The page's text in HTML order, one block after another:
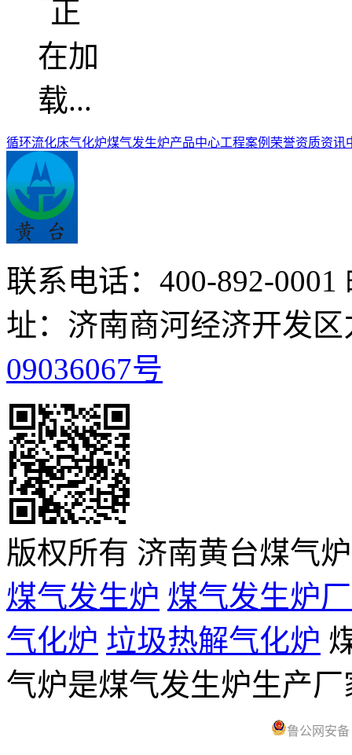
循环流化床气化炉煤气发生炉产品中心工程案例 荣誉资质资讯
联系电话：400-892-0001
址：济南商河经济开发
09036067号
版权所有 济南黄台煤气
煤气发生炉 煤气发生炉
气化炉 垃圾热解气化炉
气炉是煤气发生炉生产
鲁公网安备